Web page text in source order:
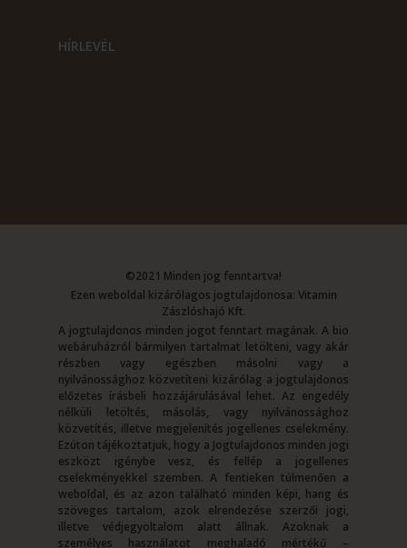
HÍRLEVÉL
©2021 Minden jog fenntartva!
Ezen weboldal kizárólagos jogtulajdonosa: Vitamin
Zászlóshajó Kft.
A jogtulajdonos minden jogot fenntart magának. A bio
webáruházról bármilyen tartalmat letölteni, vagy akár
részben vagy egészben másolni vagy a
nyilvánossághoz közvetíteni kizárólag a jogtulajdonos
előzetes írásbeli hozzájárulásával lehet. Az engedély
nélküli letöltés, másolás, vagy nyilvánossághoz
közvetítés, illetve megjelenítés jogellenes cselekmény.
Ezúton tájékoztatjuk, hogy a Jogtulajdonos minden jogi
eszközt igénybe vesz, és fellép a jogellenes
cselekményekkel szemben. A fentieken túlmenően a
weboldal, és az azon található minden képi, hang és
szöveges tartalom, azok elrendezése szerzői jogi,
illetve védjegyoltalom alatt állnak. Azoknak a
személyes használatot meghaladó mértékű –